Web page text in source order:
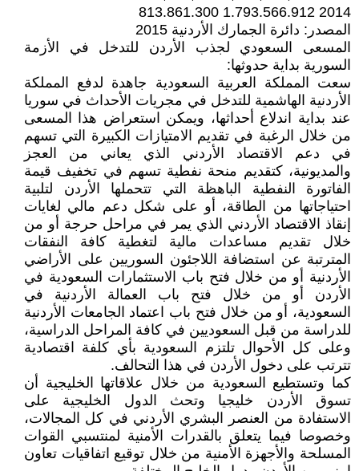
2014 1.793.566.912 813.861.300
المصدر: دائرة الجمارك الأردنية 2015
المسعى السعودي لجذب الأردن للتدخل في الأزمة
السورية بداية حدوثها:
سعت المملكة العربية السعودية جاهدة لدفع المملكة
الأردنية الهاشمية للتدخل في مجريات الأحداث في سوريا
عند بداية اندلاع أحداثها، ويمكن استعراض هذا المسعى
من خلال الرغبة في تقديم الامتيازات الكبيرة التي تسهم
في دعم الاقتصاد الأردني الذي يعاني من العجز
والمديونية، كتقديم منحة نفطية تسهم في تخفيف قيمة
الفاتورة النفطية الباهظة التي تتحملها الأردن لتلبية
احتياجاتها من الطاقة، أو على شكل دعم مالي لغايات
إنقاذ الاقتصاد الأردني الذي يمر في مراحل حرجة أو من
خلال تقديم مساعدات مالية لتغطية كافة النفقات
المترتبة عن استضافة اللاجئون السوريين على الأراضي
الأردنية أو من خلال فتح باب الاستثمارات السعودية في
الأردن أو من خلال فتح باب العمالة الأردنية في
السعودية، أو من خلال فتح باب اعتماد الجامعات الأردنية
للدراسة من قبل السعوديين في كافة المراحل الدراسية،
وعلى كل الأحوال تلتزم السعودية بأي كلفة اقتصادية
تترتب على دخول الأردن في هذا التحالف.
كما وتستطيع السعودية من خلال علاقاتها الخليجية أن
تسوق الأردن خليجيا وتحث الدول الخليجية على
الاستفادة من العنصر البشري الأردني في كل المجالات،
وخصوصا فيما يتعلق بالقدرات الأمنية لمنتسبي القوات
المسلحة والأجهزة الأمنية من خلال توقيع اتفاقيات تعاون